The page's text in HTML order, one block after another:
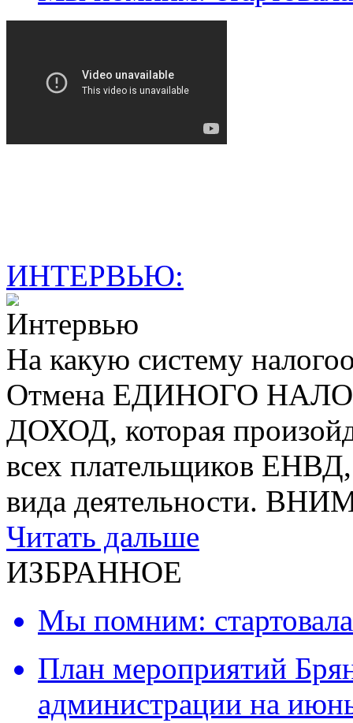
ИНТЕРВЬЮ:
На какую систему
Отмена ЕДИНОГО
ДОХОД, которая
всех плательщиков
вида деятельности.
Читать дальше
ИЗБРАННОЕ
Мы помним:
План мероприятий
администрации на